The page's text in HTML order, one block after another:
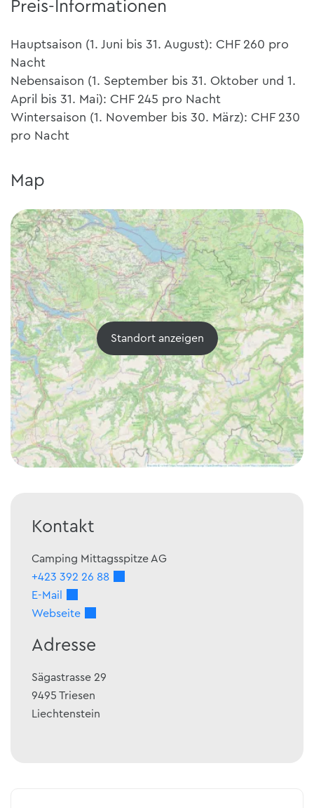
Preis-Informationen
Hauptsaison (1. Juni bis 31. August): CHF 260 pro
Nacht
Nebensaison (1. September bis 31. Oktober und 1.
April bis 31. Mai): CHF 245 pro Nacht
Wintersaison (1. November bis 30. März): CHF 230
pro Nacht
Map
Standort anzeigen
Kontakt
Camping Mittagsspitze AG
+423 392 26 88
E-Mail
Webseite
Adresse
Sägastrasse 29
9495 Triesen
Liechtenstein